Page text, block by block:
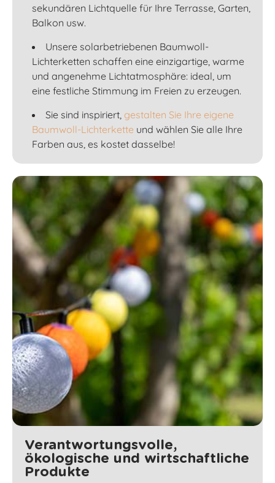
sekundären Lichtquelle für Ihre Terrasse, Garten,
Balkon usw.
Unsere solarbetriebenen Baumwoll-
Lichterketten schaffen eine einzigartige, warme
und angenehme Lichtatmosphäre: ideal, um
eine festliche Stimmung im Freien zu erzeugen.
Sie sind inspiriert, gestalten Sie Ihre eigene
Baumwoll-Lichterkette und wählen Sie alle Ihre
Farben aus, es kostet dasselbe!
Verantwortungsvolle,
ökologische und wirtschaftliche
Produkte